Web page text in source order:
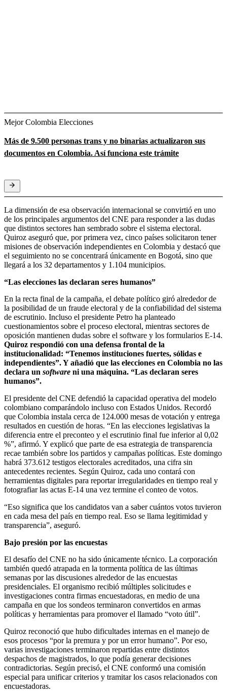
Mejor Colombia Elecciones
Más de 9.500 personas trans y no binarias actualizaron sus
documentos en Colombia. Así funciona este trámite
La dimensión de esa observación internacional se convirtió en uno
de los principales argumentos del CNE para responder a las dudas
que distintos sectores han sembrado sobre el sistema electoral.
Quiroz aseguró que, por primera vez, cinco países solicitaron tener
misiones de observación independientes en Colombia y destacó que
el seguimiento no se concentrará únicamente en Bogotá, sino que
llegará a los 32 departamentos y 1.104 municipios.
“Las elecciones las declaran seres humanos”
En la recta final de la campaña, el debate político giró alrededor de
la posibilidad de un fraude electoral y de la confiabilidad del sistema
de escrutinio. Incluso el presidente Petro ha planteado
cuestionamientos sobre el proceso electoral, mientras sectores de
oposición mantienen dudas sobre el software y los formularios E-14.
Quiroz respondió con una defensa frontal de la
institucionalidad: “Tenemos instituciones fuertes, sólidas e
independientes”. Y añadió que las elecciones en Colombia no las
declara un software ni una máquina. “Las declaran seres
humanos”.
El presidente del CNE defendió la capacidad operativa del modelo
colombiano comparándolo incluso con Estados Unidos. Recordó
que Colombia instala cerca de 124.000 mesas de votación y entrega
resultados en cuestión de horas. “En las elecciones legislativas la
diferencia entre el preconteo y el escrutinio final fue inferior al 0,02
%”, afirmó. Y explicó que parte de esa estrategia de transparencia
recae también sobre los partidos y campañas políticas. Este domingo
habrá 373.612 testigos electorales acreditados, una cifra sin
antecedentes recientes. Según Quiroz, cada uno contará con
herramientas digitales para reportar irregularidades en tiempo real y
fotografiar las actas E-14 una vez termine el conteo de votos.
“Eso significa que los candidatos van a saber cuántos votos tuvieron
en cada mesa del país en tiempo real. Eso se llama legitimidad y
transparencia”, aseguró.
Bajo presión por las encuestas
El desafío del CNE no ha sido únicamente técnico. La corporación
también quedó atrapada en la tormenta política de las últimas
semanas por las discusiones alrededor de las encuestas
presidenciales. El organismo recibió múltiples solicitudes e
investigaciones contra firmas encuestadoras, en medio de una
campaña en que los sondeos terminaron convertidos en armas
políticas y herramientas para promover el llamado “voto útil”.
Quiroz reconoció que hubo dificultades internas en el manejo de
esos procesos “por la premura y por un error humano”. Por eso,
varias investigaciones terminaron repartidas entre distintos
despachos de magistrados, lo que podía generar decisiones
contradictorias. Según precisó, el CNE conformó una comisión
especial para unificar criterios y tramitar los casos relacionados con
encuestadoras.